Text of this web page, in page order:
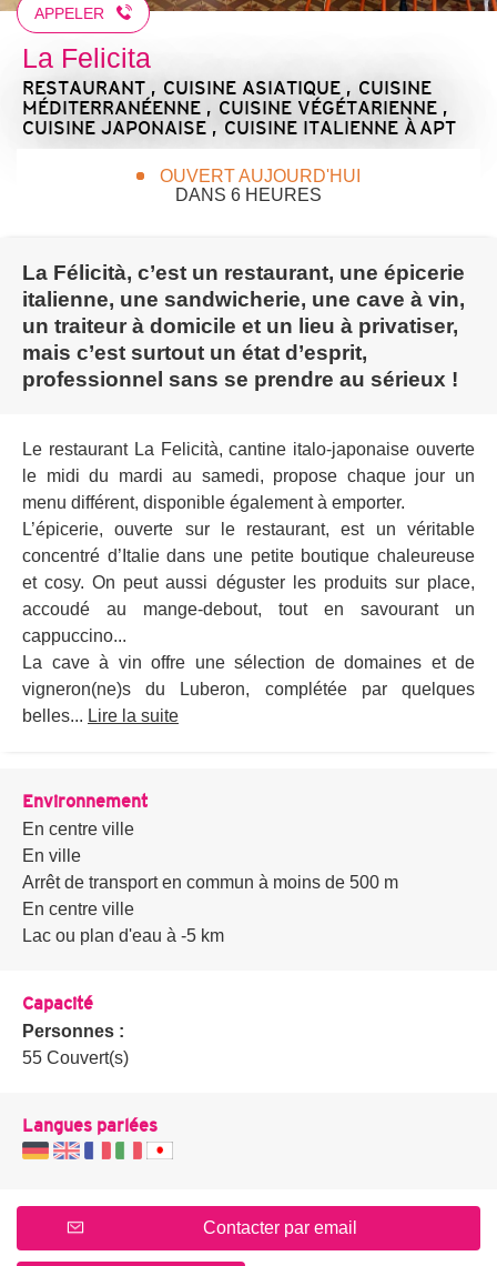
APPELER
La Felicita
RESTAURANT , CUISINE ASIATIQUE , CUISINE
MÉDITERRANÉENNE , CUISINE VÉGÉTARIENNE ,
CUISINE JAPONAISE , CUISINE ITALIENNE À APT
OUVERT AUJOURD'HUI
DANS 6 HEURES
La Félicità, c’est un restaurant, une épicerie
italienne, une sandwicherie, une cave à vin,
un traiteur à domicile et un lieu à privatiser,
mais c’est surtout un état d’esprit,
professionnel sans se prendre au sérieux !
Le restaurant La Felicità, cantine italo-japonaise ouverte
le midi du mardi au samedi, propose chaque jour un
menu différent, disponible également à emporter.
L’épicerie, ouverte sur le restaurant, est un véritable
concentré d’Italie dans une petite boutique chaleureuse
et cosy. On peut aussi déguster les produits sur place,
accoudé au mange-debout, tout en savourant un
cappuccino...
La cave à vin offre une sélection de domaines et de
vigneron(ne)s du Luberon, complétée par quelques
belles... Lire la suite
Environnement
En centre ville
En ville
Arrêt de transport en commun à moins de 500 m
En centre ville
Lac ou plan d'eau à -5 km
Capacité
Personnes :
55 Couvert(s)
Langues parlées
Contacter par email